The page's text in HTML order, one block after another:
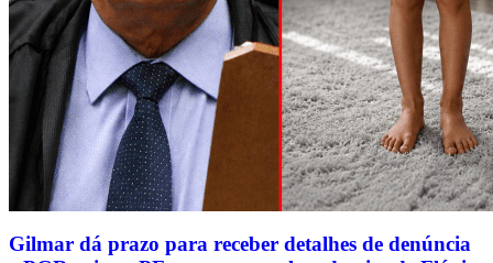
Gilmar dá prazo para receber detalhes de denúncia